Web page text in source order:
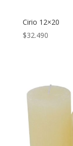
Cirio 12×20
$32.490